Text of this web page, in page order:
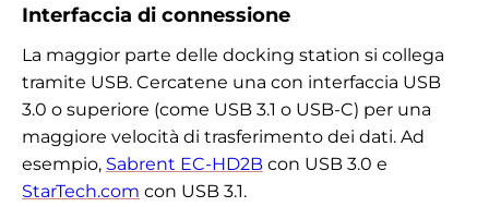
Interfaccia di connessione
La maggior parte delle docking station si collega
tramite USB. Cercatene una con interfaccia USB
3.0 o superiore (come USB 3.1 o USB-C) per una
maggiore velocità di trasferimento dei dati. Ad
esempio, Sabrent EC-HD2B con USB 3.0 e
StarTech.com con USB 3.1.